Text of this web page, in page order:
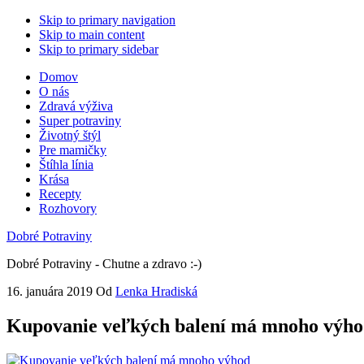
Skip to primary navigation
Skip to main content
Skip to primary sidebar
Domov
O nás
Zdravá výživa
Super potraviny
Životný štýl
Pre mamičky
Štíhla línia
Krása
Recepty
Rozhovory
Dobré Potraviny
Dobré Potraviny - Chutne a zdravo :-)
16. januára 2019 Od Lenka Hradiská
Kupovanie veľkých balení má mnoho